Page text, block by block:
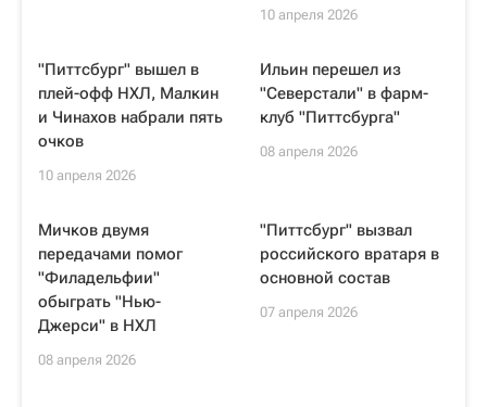
10 апреля 2026
"Питтсбург" вышел в
плей-офф НХЛ, Малкин
и Чинахов набрали пять
очков
10 апреля 2026
Ильин перешел из
"Северстали" в фарм-
клуб "Питтсбурга"
08 апреля 2026
Мичков двумя
передачами помог
"Филадельфии"
обыграть "Нью-
Джерси" в НХЛ
08 апреля 2026
"Питтсбург" вызвал
российского вратаря в
основной состав
07 апреля 2026